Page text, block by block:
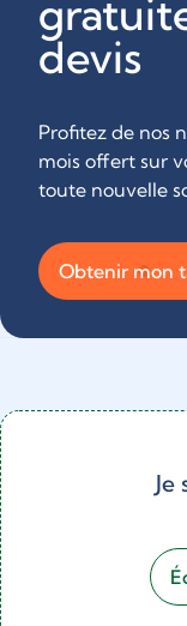
devis
Profitez de nos
mois offert sur
toute nouvelle
Obtenir mon
Je